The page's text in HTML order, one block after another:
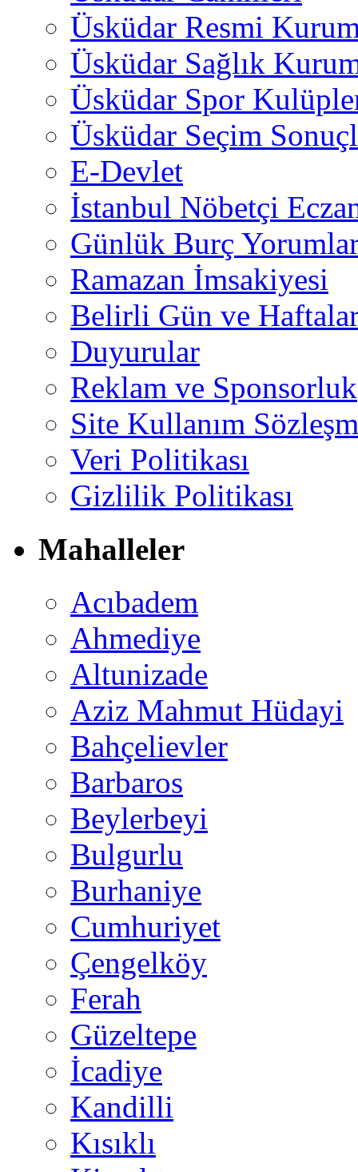
Üsküdar Resmi
Üsküdar Sağlık
Üsküdar Spor
Üsküdar Seçim
E-Devlet
İstanbul Nöbetçi
Günlük Burç
Ramazan İmsakiyesi
Belirli Gün ve
Duyurular
Reklam ve Sponsorluk
Site Kullanım
Veri Politikası
Gizlilik Politikası
Mahalleler
Acıbadem
Ahmediye
Altunizade
Aziz Mahmut Hüdayi
Bahçelievler
Barbaros
Beylerbeyi
Bulgurlu
Burhaniye
Cumhuriyet
Çengelköy
Ferah
Güzeltepe
İcadiye
Kandilli
Kısıklı